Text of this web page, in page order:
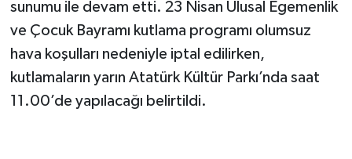
sunumu ile devam etti. 23 Nisan Ulusal Egemenlik
ve Çocuk Bayramı kutlama programı olumsuz
hava koşulları nedeniyle iptal edilirken,
kutlamaların yarın Atatürk Kültür Parkı’nda saat
11.00’de yapılacağı belirtildi.